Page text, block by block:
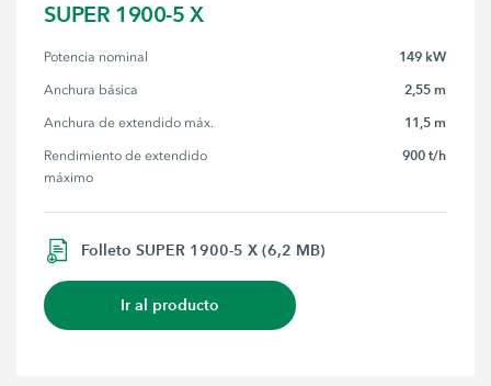
SUPER 1900-5 X
Potencia nominal 149 kW
Anchura básica 2,55 m
Anchura de extendido máx. 11,5 m
Rendimiento de extendido
máximo
900 t/h
Folleto SUPER 1900-5 X (6,2 MB)
Ir al producto